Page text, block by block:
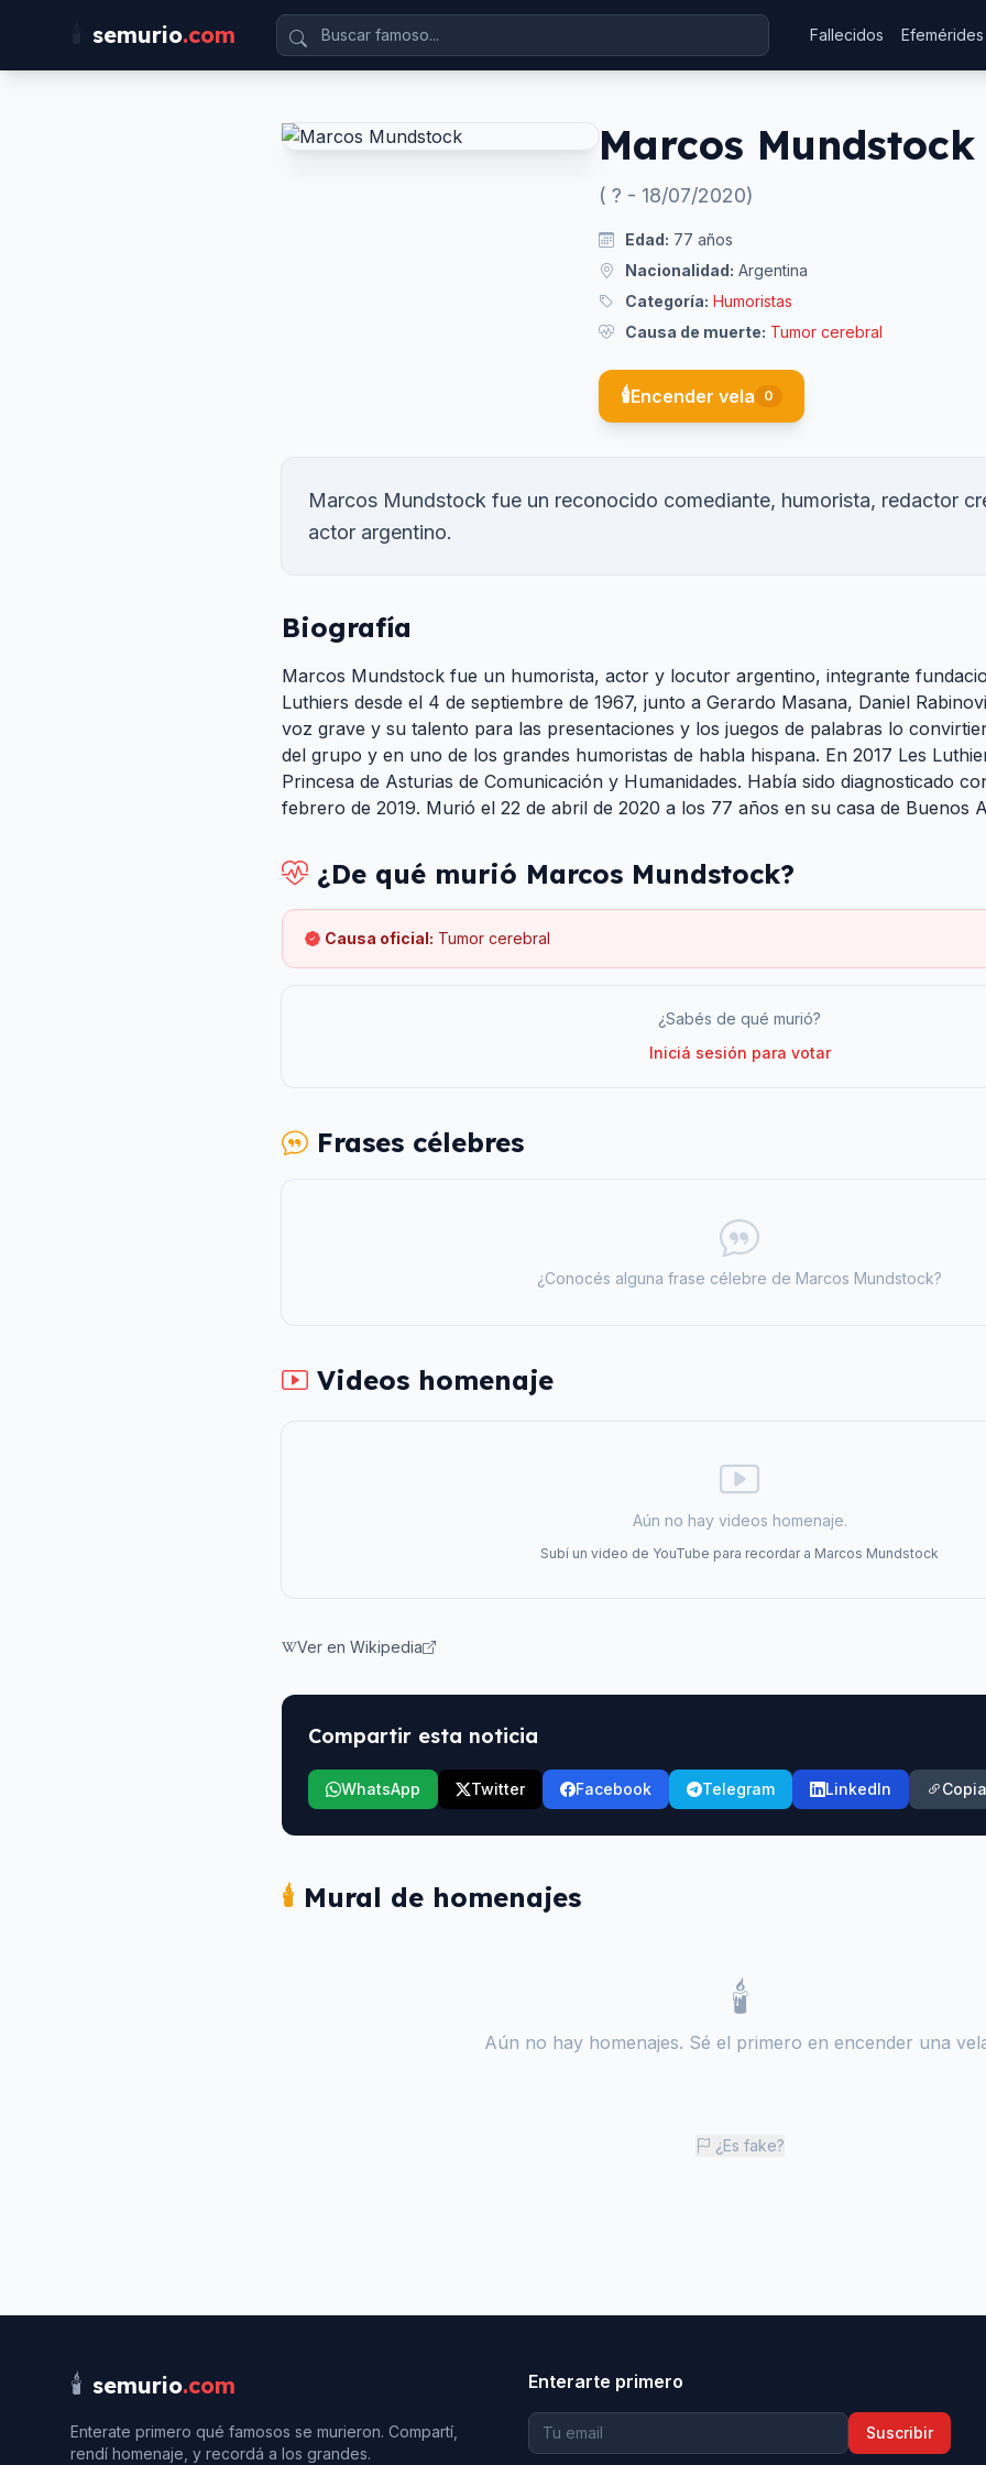
semurio.com Fallecidos Efemérides
Marcos Mundstock
( ? - 18/07/2020)
Edad: 77 años
Nacionalidad: Argentina
Categoría: Humoristas
Causa de muerte: Tumor cerebral
🕯️Encender vela 0
Marcos Mundstock fue un reconocido comediante, humorista, redactor
actor argentino.
Biografía
Marcos Mundstock fue un humorista, actor y locutor argentino, integrante
Luthiers desde el 4 de septiembre de 1967, junto a Gerardo Masana, Daniel
voz grave y su talento para las presentaciones y los juegos de palabras lo
del grupo y en uno de los grandes humoristas de habla hispana. En 2017 Les
Princesa de Asturias de Comunicación y Humanidades. Había sido diagnosticado
febrero de 2019. Murió el 22 de abril de 2020 a los 77 años en su casa de Buenos
¿De qué murió Marcos Mundstock?
Causa oficial: Tumor cerebral
¿Sabés de qué murió?
Iniciá sesión para votar
Frases célebres
¿Conocés alguna frase célebre de Marcos Mundstock?
Videos homenaje
Aún no hay videos homenaje.
Subí un video de YouTube para recordar a Marcos Mundstock
Ver en Wikipedia
Compartir esta noticia
WhatsApp Twitter Facebook Telegram LinkedIn
🕯️ Mural de homenajes
🕯️
Aún no hay homenajes. Sé el primero en encender una
¿Es fake?
🕯️ semurio.com
Enterate primero qué famosos se murieron. Compartí,
rendí homenaje, y recordá a los grandes.
Enterarte primero
Suscribir